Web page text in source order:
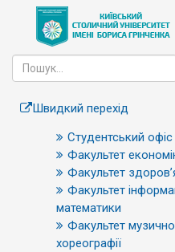
Швидкий перехід
Студентський офіс
Факультет
Факультет
Факультет
математики
Факультет
хореографії